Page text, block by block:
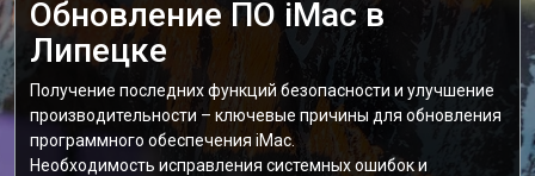
Обновление ПО iMac в
Липецке
Получение последних функций безопасности и улучшение
производительности – ключевые причины для обновления
программного обеспечения iMac.
Необходимость исправления системных ошибок и